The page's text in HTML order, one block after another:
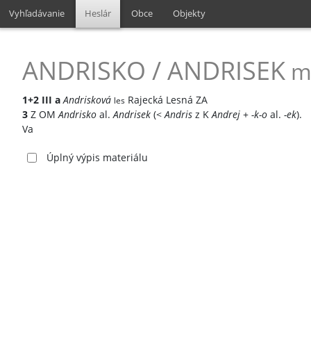
Vyhľadávanie Heslár Obce Objekty
ANDRISKO / ANDRISEK
1+2 III a Andrisková les Rajecká Lesná ZA
3 Z OMAndrisko al.Andrisek (<Andris z KAndrej + -k-o al. -ek).
Va
Úplný výpis materiálu